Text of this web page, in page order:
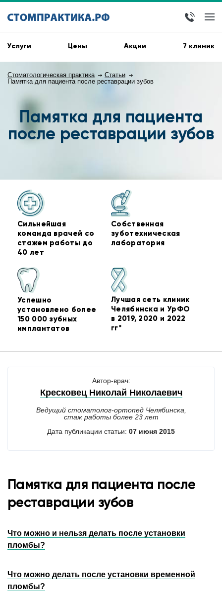
Услуги Цены Акции 7 клиник
Стоматологическая практика
Статьи
Памятка для пациента после реставрации зубов
Памятка для пациента
после реставрации зубов
Сильнейшая
команда врачей со
стажем работы до
40 лет
Собственная
зуботехническая
лаборатория
Успешно
установлено более
150 000 зубных
имплантатов
Лучшая сеть клиник
Челябинска и УрФО
в 2019, 2020 и 2022
гг*
Автор-врач:
Кресковец Николай Николаевич
Ведущий стоматолог-ортопед Челябинска,
стаж работы более 23 лет
Дата публикации статьи: 07 июня 2015
Памятка для пациента после
реставрации зубов
Что можно и нельзя делать после установки
пломбы?
Что можно делать после установки временной
пломбы?